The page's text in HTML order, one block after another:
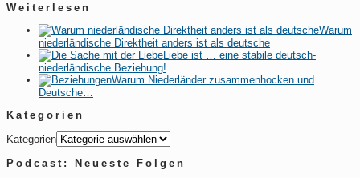
Weiterlesen
Warum
niederländische Direktheit anders ist als deutsche
Liebe ist … eine stabile deutsch-
niederländische Beziehung!
Warum Niederländer zusammenhocken und
Deutsche…
Kategorien
Kategorien
Podcast: Neueste Folgen